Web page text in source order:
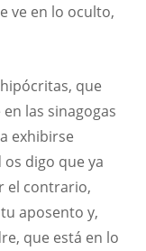
ve en lo oculto,
que
las sinagogas
exhibirse
digo que ya
el contrario,
aposento y,
que está en lo